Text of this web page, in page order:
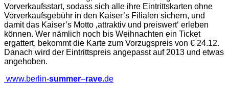
Ab kommenden Montag, dem 12.11.2012, beginnt der
Vorverkaufsstart, sodass sich alle ihre Eintrittskarten ohne
Vorverkaufsgebühr in den Kaiser’s Filialen sichern, und
damit das Kaiser’s Motto ‚attraktiv und preiswert‘ erleben
können. Wer nämlich noch bis Weihnachten ein Ticket
ergattert, bekommt die Karte zum Vorzugspreis von € 24.12.
Danach wird der Eintrittspreis angepasst auf 2013 und etwas